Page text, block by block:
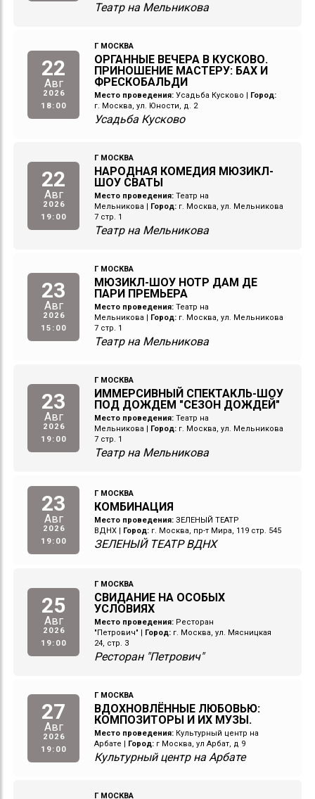
Театр на Мельникова
22
Авг
2026
18:00
Г МОСКВА
ОРГАННЫЕ ВЕЧЕРА В КУСКОВО.
ПРИНОШЕНИЕ МАСТЕРУ: БАХ И
ФРЕСКОБАЛЬДИ
Место проведения: Усадьба Кусково
Город:
г. Москва, ул. Юности, д. 2
Усадьба Кусково
22
Авг
2026
19:00
Г МОСКВА
НАРОДНАЯ КОМЕДИЯ МЮЗИКЛ-
ШОУ СВАТЫ
Место проведения: Театр на
Мельникова
Город: г. Москва, ул. Мельникова
7 стр. 1
Театр на Мельникова
23
Авг
2026
15:00
Г МОСКВА
МЮЗИКЛ-ШОУ НОТР ДАМ ДЕ
ПАРИ ПРЕМЬЕРА
Место проведения: Театр на
Мельникова
Город: г. Москва, ул. Мельникова
7 стр. 1
Театр на Мельникова
23
Авг
2026
19:00
Г МОСКВА
ИММЕРСИВНЫЙ СПЕКТАКЛЬ-ШОУ
ПОД ДОЖДЕМ "СЕЗОН ДОЖДЕЙ"
Место проведения: Театр на
Мельникова
Город: г. Москва, ул. Мельникова
7 стр. 1
Театр на Мельникова
23
Авг
2026
19:00
Г МОСКВА
КОМБИНАЦИЯ
Место проведения: ЗЕЛЕНЫЙ ТЕАТР
ВДНХ | Город: г. Москва, пр-т Мира, 119 стр. 545
ЗЕЛЕНЫЙ ТЕАТР ВДНХ
25
Авг
2026
19:00
Г МОСКВА
СВИДАНИЕ НА ОСОБЫХ
УСЛОВИЯХ
Место проведения: Ресторан
"Петрович"
Город: г. Москва, ул. Мясницкая
24, стр. 3
Ресторан "Петрович"
27
Авг
2026
19:00
Г МОСКВА
ВДОХНОВЛЁННЫЕ ЛЮБОВЬЮ:
КОМПОЗИТОРЫ И ИХ МУЗЫ.
Место проведения: Культурный центр на
Арбате
Город: г Москва, ул Арбат, д 9
Культурный центр на Арбате
Г МОСКВА